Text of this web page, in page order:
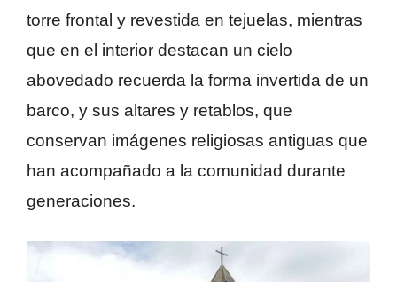
torre frontal y revestida en tejuelas, mientras
que en el interior destacan un cielo
abovedado recuerda la forma invertida de un
barco, y sus altares y retablos, que
conservan imágenes religiosas antiguas que
han acompañado a la comunidad durante
generaciones.